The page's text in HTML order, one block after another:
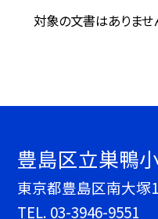
対象の文書はありませ
豊島区立巣鴨
東京都豊島区南大塚
TEL. 03-3946-9551